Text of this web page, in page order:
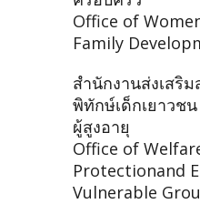
Office of
Family
สำนักงานส่งเสริ
พิทักษ์เด็กเยาวช
ผู้สูงอายุ
Office of
Protectionand
Vulnerable